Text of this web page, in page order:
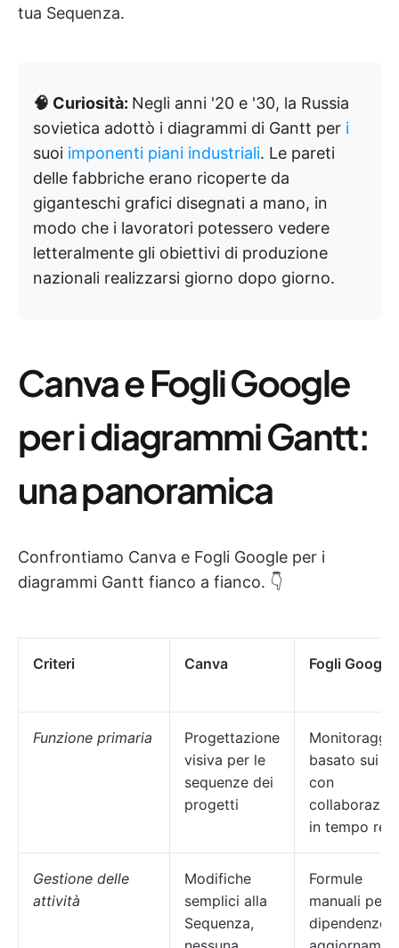
tua Sequenza.
🧠 Curiosità: Negli anni '20 e '30, la Russia
sovietica adottò i diagrammi di Gantt per i
suoi imponenti piani industriali. Le pareti
delle fabbriche erano ricoperte da
giganteschi grafici disegnati a mano, in
modo che i lavoratori potessero vedere
letteralmente gli obiettivi di produzione
nazionali realizzarsi giorno dopo giorno.
Canva e Fogli Google
per i diagrammi Gantt:
una panoramica
Confrontiamo Canva e Fogli Google per i
diagrammi Gantt fianco a fianco. 👇
Criteri Canva Fogli Google
Funzione primaria
Progettazione
visiva per le
sequenze dei
progetti
Monitoraggio
basato sui
con
in tempo
Gestione delle
attività
Modifiche
semplici alla
Sequenza,
Formule
manuali per
dipendenze e